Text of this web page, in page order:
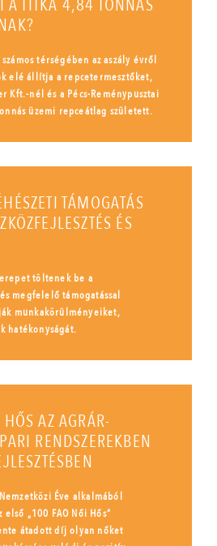
A TITKA 4,84 TONNÁS
térségében az aszály évről
elé állítja a repcetermesztőket,
Kft.-nél és a Pécs-Reménypusztai
üzemi repceátlag született.
TÁMOGATÁS
ÉS
töltenek be a
megfelelő támogatással
munkakörülményeiket,
hatékonyságát.
AZ AGRÁR-
RENDSZEREKBEN
Éve alkalmából
„100 FAO Női Hős”
átadott díj olyan nőket